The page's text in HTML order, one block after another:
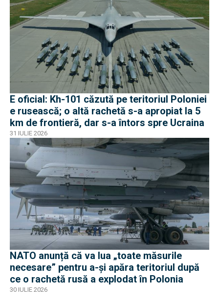
E oficial: Kh-101 căzută pe teritoriul Poloniei
e rusească; o altă rachetă s-a apropiat la 5
km de frontieră, dar s-a întors spre Ucraina
31 IULIE 2026
NATO anunță că va lua „toate măsurile
necesare” pentru a-și apăra teritoriul după
ce o rachetă rusă a explodat în Polonia
30 IULIE 2026